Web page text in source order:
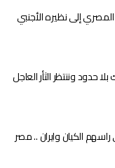
إلى نظيره الأجنبي
حدود وننتظر الثأر العاجل
الكيان وايران .. مصر